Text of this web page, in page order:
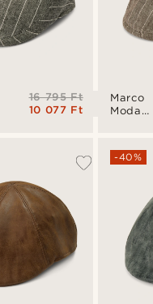
16 795 Ft
10 077 Ft
Marco
Moda
csíkos
lapos
-40%